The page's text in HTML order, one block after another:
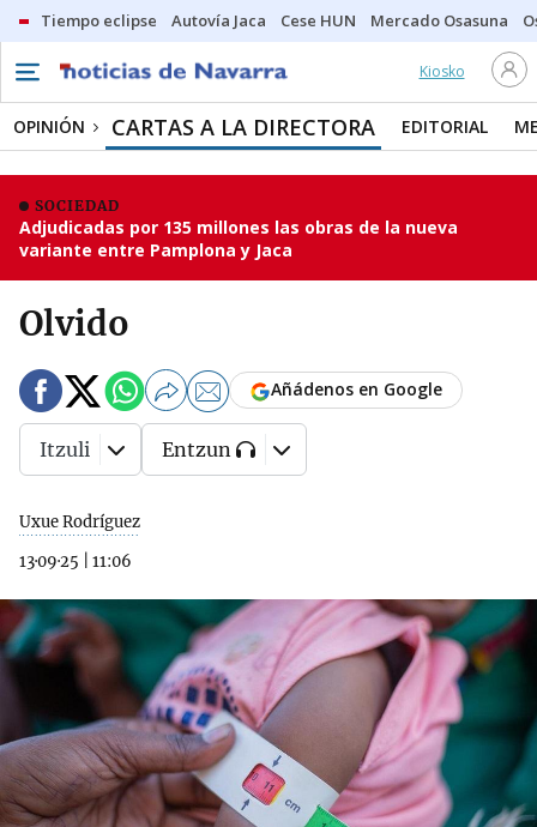
Tiempo eclipse Autovía Jaca Cese HUN Mercado Osasuna
Kiosko
OPINIÓN CARTAS A LA DIRECTORA EDITORIAL
SOCIEDAD
Adjudicadas por 135 millones las obras de la nueva
variante entre Pamplona y Jaca
Olvido
Uxue Rodríguez
13·09·25
11:06
Añádenos en Google
Itzuli Entzun